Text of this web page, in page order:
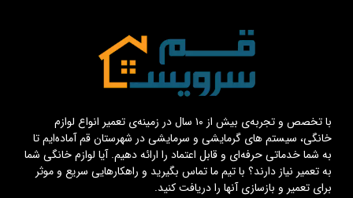
با تخصص و تجربه‌ی بیش از ۱۰ سال در زمینه‌ی تعمیر انواع لوازم
خانگی، سیستم های گرمایشی و سرمایشی در شهرستان قم آماده‌ایم تا
به شما خدماتی حرفه‌ای و قابل اعتماد را ارائه دهیم. آیا لوازم خانگی شما
به تعمیر نیاز دارند؟ با تیم ما تماس بگیرید و راهکارهایی سریع و موثر
برای تعمیر و بازسازی آنها را دریافت کنید.